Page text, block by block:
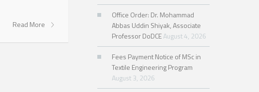
Read More
Office Order: Dr. Mohammad
Abbas Uddin Shiyak, Associate
Professor DoDCEAugust 4, 2026
Fees Payment Notice of MSc in
Textile Engineering Program
August 3, 2026